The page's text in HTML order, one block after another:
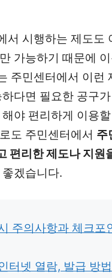
서 시행하는 제도도
가능하기 때문에
주민센터에서 이런
다면 필요한 공구
야 편리하게 이용
도 주민센터에서 주
편리한 제도나 지원
겠습니다.
주의사항과 체크포
터넷 열람, 발급 방